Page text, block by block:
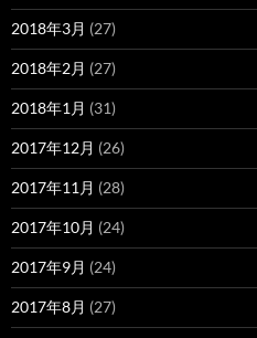
2018年3月 (27)
2018年2月 (27)
2018年1月 (31)
2017年12月 (26)
2017年11月 (28)
2017年10月 (24)
2017年9月 (24)
2017年8月 (27)